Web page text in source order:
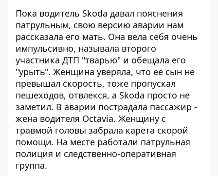
Пока водитель Skoda давал пояснения
патрульным, свою версию аварии нам
рассказала его мать. Она вела себя очень
импульсивно, называла второго
участника ДТП "тварью" и обещала его
"урыть". Женщина уверяла, что ее сын не
превышал скорость, тоже пропускал
пешеходов, отвлекся, а Skoda просто не
заметил. В аварии пострадала пассажир -
жена водителя Octavia. Женщину с
травмой головы забрала карета скорой
помощи. На месте работали патрульная
полиция и следственно-оперативная
группа.